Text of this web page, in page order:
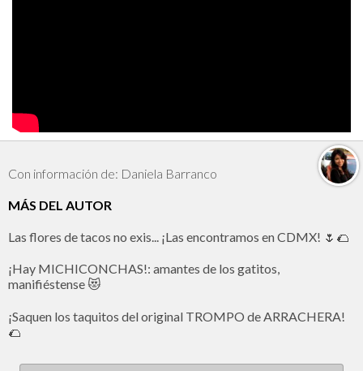
Con información de: Daniela Barranco
MÁS DEL AUTOR
Las flores de tacos no exis... ¡Las encontramos en CDMX! 🌷🌮
¡Hay MICHICONCHAS!: amantes de los gatitos,
manifiéstense 😻
¡Saquen los taquitos del original TROMPO de ARRACHERA!
🌮